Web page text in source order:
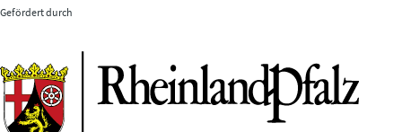
Gefördert durch